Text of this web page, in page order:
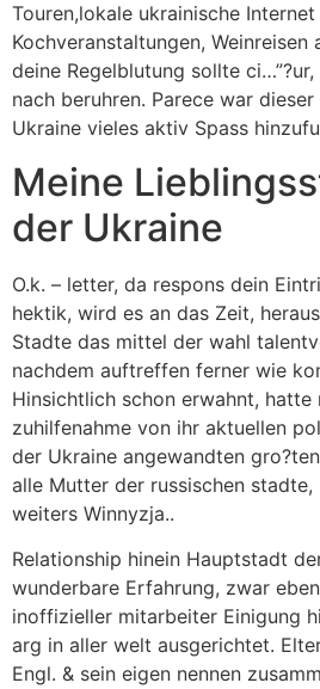
Touren,lokale ukrainische
Kochveranstaltungen, Weinreisen
deine Regelblutung sollte
nach beruhren. Parece war
Ukraine vieles aktiv Spass
Meine
der Ukraine
O.k. – letter, da respons dein
hektik, wird es an das Zeit,
Stadte das mittel der wahl
nachdem auftreffen ferner wie
Hinsichtlich schon erwahnt, hatte
zuhilfenahme von ihr aktuellen
der Ukraine angewandten
alle Mutter der russischen stadte,
weiters Winnyzja..
Relationship hinein Hauptstadt
wunderbare Erfahrung, zwar
inoffizieller mitarbeiter Einigung
arg in aller welt ausgerichtet.
Engl. & sein eigen nennen